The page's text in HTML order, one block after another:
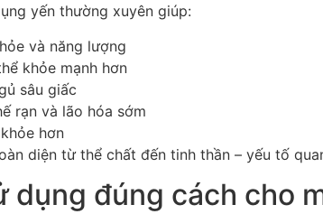
yến thường xuyên giúp:
và năng lượng
khỏe mạnh hơn
sâu giấc
rạn và lão hóa sớm
hơn
diện từ thể chất đến tinh thần – yếu tố
dụng đúng cách cho